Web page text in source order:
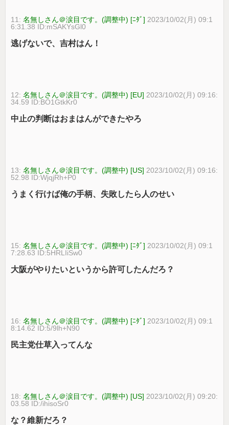
11:名無しさん＠涙目です。(調整中) [ﾆﾀﾞ] 2023/10/02(月) 09:1
6:31.38 ID:mSAKYsGl0
逃げないで、吉村はん！
12:名無しさん＠涙目です。(調整中) [EU] 2023/10/02(月) 09:16:
34.59 ID:BO1GtkKr0
中止の判断はおまはんができたやろ
13:名無しさん＠涙目です。(調整中) [US] 2023/10/02(月) 09:16:
52.98 ID:WjqjRh+P0
うまく行けば俺の手柄、失敗したら人のせい
15:名無しさん＠涙目です。(調整中) [ﾆﾀﾞ] 2023/10/02(月) 09:1
7:28.63 ID:5HRLIiSw0
大阪がやりたいというから許可したんだろ？
16:名無しさん＠涙目です。(調整中) [ﾆﾀﾞ] 2023/10/02(月) 09:1
8:14.62 ID:5/9lh+N90
民主党仕草入ってんな
18:名無しさん＠涙目です。(調整中) [US] 2023/10/02(月) 09:20:
03.58 ID:/ihisoSr0
な？維新だろ？